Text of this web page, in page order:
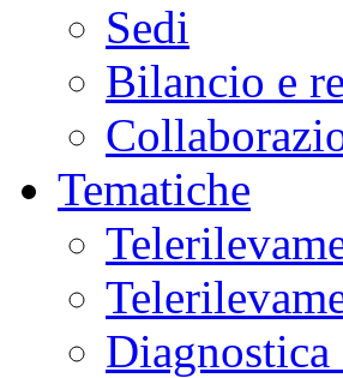
Sedi
Bilancio e
Tematiche
Diagnostica